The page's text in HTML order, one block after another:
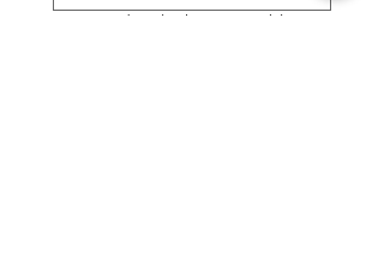
Numéro de téléphone portable